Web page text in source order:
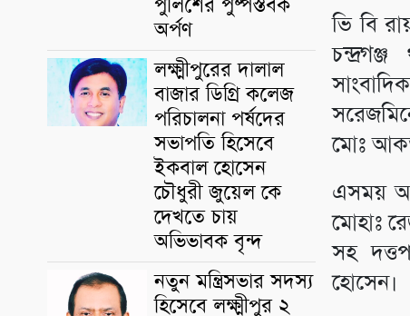
পুলিশের পুষ্পস্তবক
অর্পণ
লক্ষ্মীপুরের দালাল
বাজার ডিগ্রি কলেজ
পরিচালনা পর্ষদের
সভাপতি হিসেবে
ইকবাল হোসেন
চৌধুরী জুয়েল কে
দেখতে চায়
অভিভাবক বৃন্দ
নতুন মন্ত্রিসভার সদস্য
হিসেবে লক্ষ্মীপুর ২
ভি বি
মোঃ
এসময়
মোহাঃ
সহ
হোসেন।